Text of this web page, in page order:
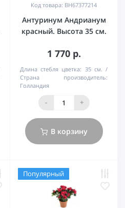
Код товара: BH67377214
Антуринум Андрианум
красный. Высота 35 см.
1 770 р.
Длина стебля цветка: 35 см.
Страна производитель:
Голландия
- +
В корзину
Популярный